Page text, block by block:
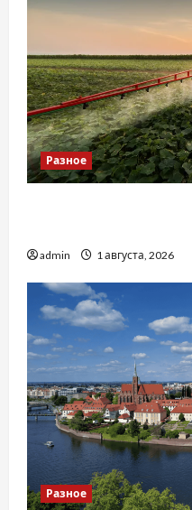
Разное
admin 1 августа, 2026
Разное